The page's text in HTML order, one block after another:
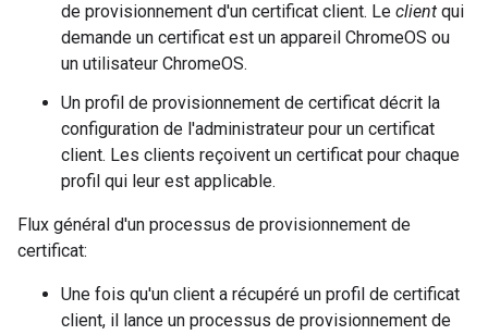
de provisionnement d'un certificat client. Le client qui
demande un certificat est un appareil ChromeOS ou
un utilisateur ChromeOS.
Un profil de provisionnement de certificat décrit la
configuration de l'administrateur pour un certificat
client. Les clients reçoivent un certificat pour chaque
profil qui leur est applicable.
Flux général d'un processus de provisionnement de
certificat:
Une fois qu'un client a récupéré un profil de certificat
client, il lance un processus de provisionnement de